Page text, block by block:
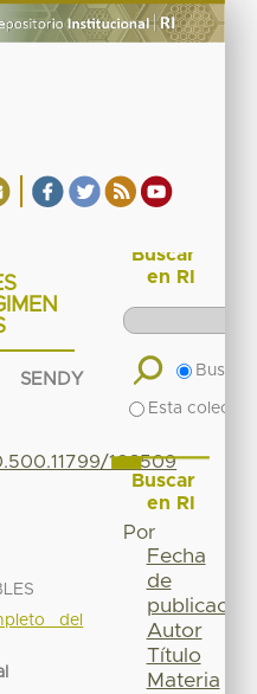
SENDY
103509
del
Buscar
en RI
Buscar
Esta
Buscar
en RI
Por
Fecha
de
publicación
Autor
Título
Materia